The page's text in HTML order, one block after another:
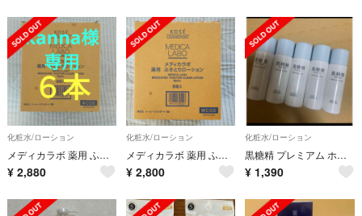
化粧水/ローション
メディカラボ 薬用 ふきとりローション６本
¥ 2,880
化粧水/ローション
メディカラボ 薬用 ふきとりローション6本入
¥ 2,800
化粧水/ローション
黒糖精 プレミアム ホワイトニングローション 美白 30ml×5本
¥ 1,390